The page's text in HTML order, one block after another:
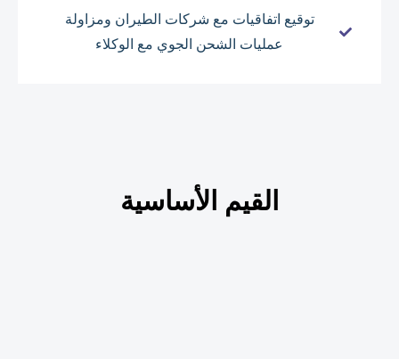
توقيع اتفاقيات مع شركات الطيران ومزاولة
عمليات الشحن الجوي مع الوكلاء
القيم الأساسية